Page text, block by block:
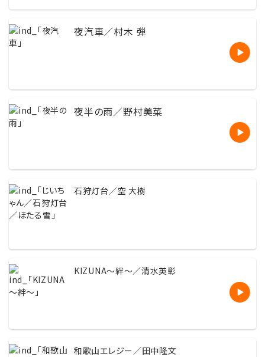
夜汽車／村木 弾
夜半の雨／野村美菜
石狩灯台／空 大樹
KIZUNA〜絆〜／清水英彰
和歌山エレジー／田中隆文